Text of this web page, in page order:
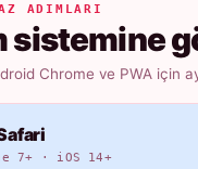
ADIMLARI
sistemine
Chrome ve PWA için
7+ · iOS 14+